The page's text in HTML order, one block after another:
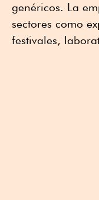
genéricos. La
sectores como
festivales,